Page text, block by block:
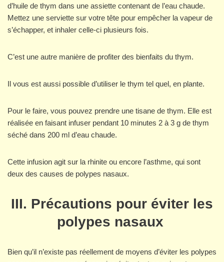
d’huile de thym dans une assiette contenant de l’eau chaude.
Mettez une serviette sur votre tête pour empêcher la vapeur de
s’échapper, et inhaler celle-ci plusieurs fois.
C’est une autre manière de profiter des bienfaits du thym.
Il vous est aussi possible d’utiliser le thym tel quel, en plante.
Pour le faire, vous pouvez prendre une tisane de thym. Elle est
réalisée en faisant infuser pendant 10 minutes 2 à 3 g de thym
séché dans 200 ml d’eau chaude.
Cette infusion agit sur la rhinite ou encore l’asthme, qui sont
deux des causes de polypes nasaux.
III. Précautions pour éviter les
polypes nasaux
Bien qu’il n’existe pas réellement de moyens d’éviter les polypes